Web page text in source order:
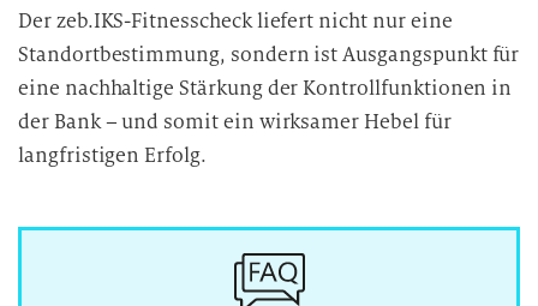
Der zeb.IKS-Fitnesscheck liefert nicht nur eine
Standortbestimmung, sondern ist Ausgangspunkt für
eine nachhaltige Stärkung der Kontrollfunktionen in
der Bank – und somit ein wirksamer Hebel für
langfristigen Erfolg.